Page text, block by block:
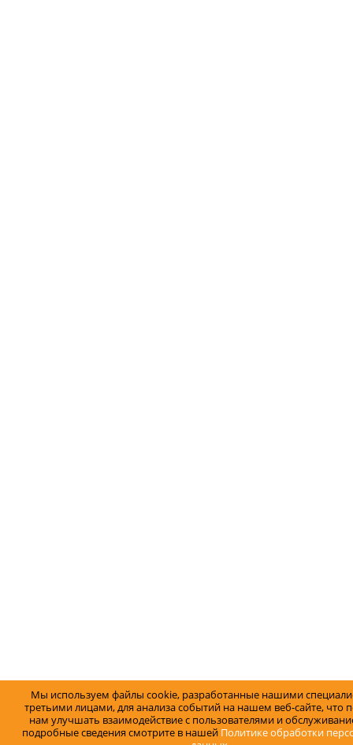
Мы используем файлы cookie, разработанные нашими
третьими лицами, для анализа событий на нашем веб-сайте, что
нам улучшать взаимодействие с пользователями и
подробные сведения смотрите в нашей Политике обработки